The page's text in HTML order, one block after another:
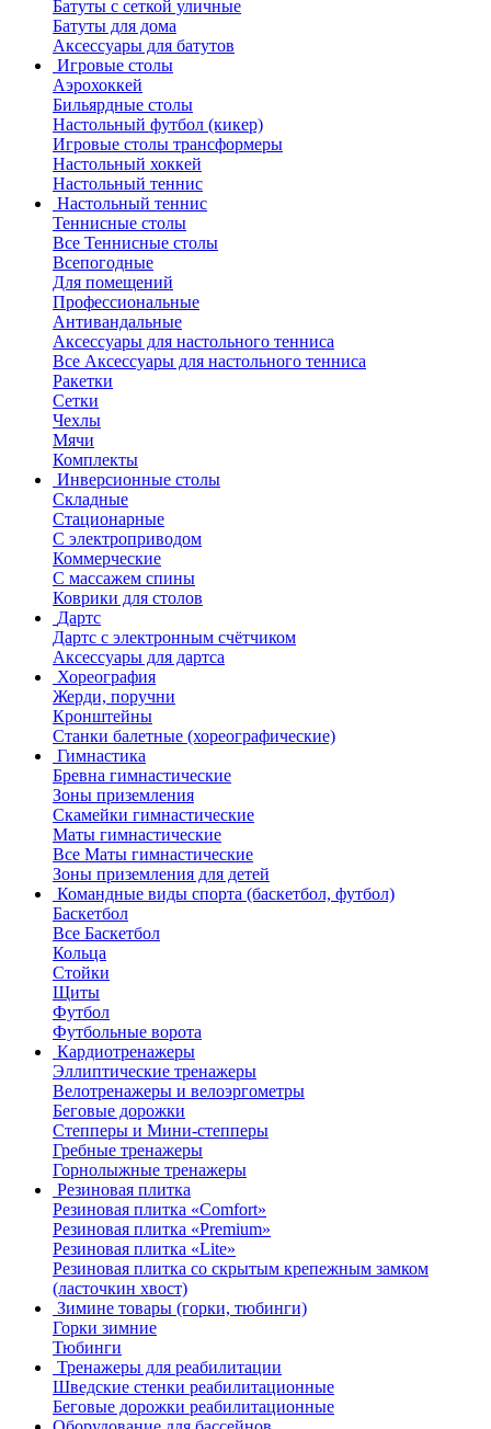
Батуты с сеткой уличные
Батуты для дома
Аксессуары для батутов
Игровые столы
Аэрохоккей
Бильярдные столы
Настольный футбол (кикер)
Игровые столы трансформеры
Настольный хоккей
Настольный теннис
Настольный теннис
Теннисные столы
Все Теннисные столы
Всепогодные
Для помещений
Профессиональные
Антивандальные
Аксессуары для настольного тенниса
Все Аксессуары для настольного тенниса
Ракетки
Сетки
Чехлы
Мячи
Комплекты
Инверсионные столы
Складные
Стационарные
С электроприводом
Коммерческие
С массажем спины
Коврики для столов
Дартс
Дартс с электронным счётчиком
Аксессуары для дартса
Хореография
Жерди, поручни
Кронштейны
Станки балетные (хореографические)
Гимнастика
Бревна гимнастические
Зоны приземления
Скамейки гимнастические
Маты гимнастические
Все Маты гимнастические
Зоны приземления для детей
Командные виды спорта (баскетбол, футбол)
Баскетбол
Все Баскетбол
Кольца
Стойки
Щиты
Футбол
Футбольные ворота
Кардиотренажеры
Эллиптические тренажеры
Велотренажеры и велоэргометры
Беговые дорожки
Степперы и Мини-степперы
Гребные тренажеры
Горнолыжные тренажеры
Резиновая плитка
Резиновая плитка «Comfort»
Резиновая плитка «Premium»
Резиновая плитка «Lite»
Резиновая плитка со скрытым крепежным замком
(ласточкин хвост)
Зимине товары (горки, тюбинги)
Горки зимние
Тюбинги
Тренажеры для реабилитации
Шведские стенки реабилитационные
Беговые дорожки реабилитационные